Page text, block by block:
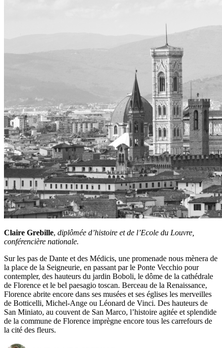
Claire Grebille, diplômée d’histoire et de l’Ecole du Louvre,
conférencière nationale.
Sur les pas de Dante et des Médicis, une promenade nous mènera de
la place de la Seigneurie, en passant par le Ponte Vecchio pour
contempler, des hauteurs du jardin Boboli, le dôme de la cathédrale
de Florence et le bel paesagio toscan. Berceau de la Renaissance,
Florence abrite encore dans ses musées et ses églises les merveilles
de Botticelli, Michel-Ange ou Léonard de Vinci. Des hauteurs de
San Miniato, au couvent de San Marco, l’histoire agitée et splendide
de la commune de Florence imprègne encore tous les carrefours de
la cité des fleurs.